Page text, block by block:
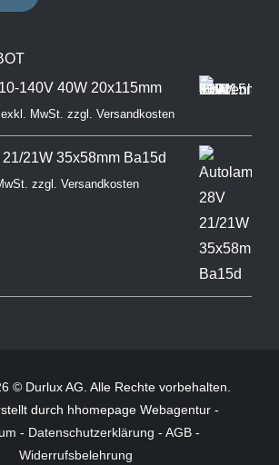
140V 40W 20x115mm
exkl. MwSt. zzgl. Versandkosten
21W 35x58mm Ba15d
zzgl. Versandkosten
© Durlux AG. Alle Rechte vorbehalten.
durch hhomepage Webagentur -
- Datenschutzerklärung - AGB-
Widerrufsbelehrung